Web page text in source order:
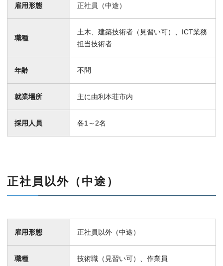
雇用形態 正社員（中途）
職種
土木、建築技術者（見習い可）、ICT業務
担当技術者
年齢 不問
就業場所 主に由利本荘市内
採用人員 各1～2名
正社員以外（中途）
雇用形態 正社員以外（中途）
職種 技術職（見習い可）、作業員